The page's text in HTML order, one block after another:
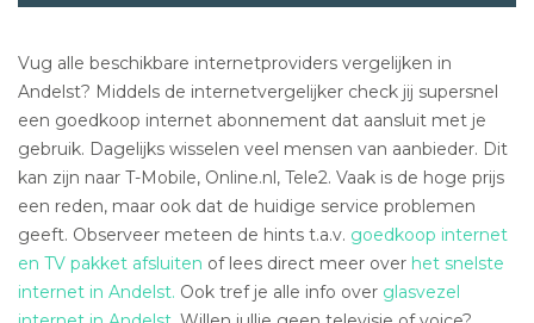
Vug alle beschikbare internetproviders vergelijken in
Andelst? Middels de internetvergelijker check jij supersnel
een goedkoop internet abonnement dat aansluit met je
gebruik. Dagelijks wisselen veel mensen van aanbieder. Dit
kan zijn naar T-Mobile, Online.nl, Tele2. Vaak is de hoge prijs
een reden, maar ook dat de huidige service problemen
geeft. Observeer meteen de hints t.a.v. goedkoop internet
en TV pakket afsluiten of lees direct meer over het snelste
internet in Andelst. Ook tref je alle info over glasvezel